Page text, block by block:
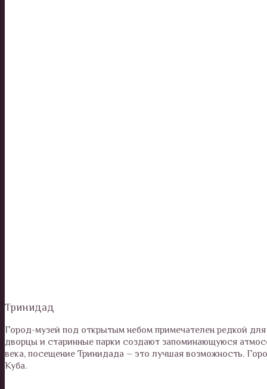
Тринидад
Город-музей под открытым небом примечателен редкой
дворцы и старинные парки создают запоминающуюся
века, посещение Тринидада – это лучшая возможность.
Куба.